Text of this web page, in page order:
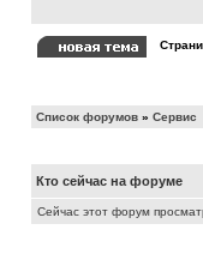
Список форумов » Сервис
Кто сейчас на форуме
Сейчас этот форум